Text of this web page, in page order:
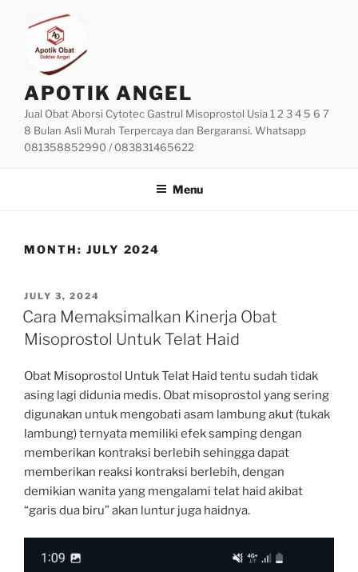
content
APOTIK ANGEL
Jual Obat Aborsi Cytotec Gastrul Misoprostol Usia 1 2 3 4 5 6 7
8 Bulan Asli Murah Terpercaya dan Bergaransi. Whatsapp
081358852990 / 083831465622
Menu
MONTH: JULY 2024
POSTED
ON
JULY 3, 2024
Cara Memaksimalkan Kinerja Obat
Misoprostol Untuk Telat Haid
Obat Misoprostol Untuk Telat Haid tentu sudah tidak
asing lagi didunia medis. Obat misoprostol yang sering
digunakan untuk mengobati asam lambung akut (tukak
lambung) ternyata memiliki efek samping dengan
memberikan kontraksi berlebih sehingga dapat
memberikan reaksi kontraksi berlebih, dengan
demikian wanita yang mengalami telat haid akibat
“garis dua biru” akan luntur juga haidnya.